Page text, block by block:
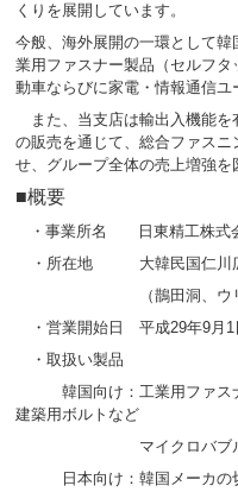
くりを展開しています。
今般、海外展開の一環として
業用ファスナー製品（セルフ
動車ならびに家電・情報通信ユ
また、当支店は輸出入機能を
の販売を通じて、総合ファス
せ、グループ全体の売上増強を
■概要
・事業所名 日東精工株式
・所在地 大韓民国仁川広
（鵲田洞、ウリムカ
・営業開始日 平成29年9月1
・取扱い製品
韓国向け：工業用ファスナ
建築用ボルトなど
マイクロバブル洗浄
日本向け：韓国メーカの切